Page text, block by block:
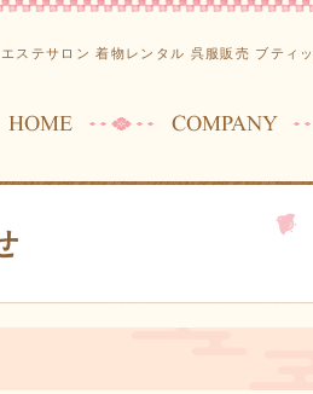
ステサロン 着物レンタル 呉服販売 ブティ